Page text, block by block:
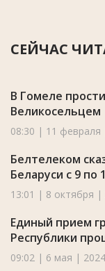
СЕЙЧАС
В Гомеле
Великосельцем
08:30 | 11 февраля
Белтелеком
Беларуси с 9 по
13:01 | 8 октября |
Единый прием
Республики
09:02 | 6 мая | 2024